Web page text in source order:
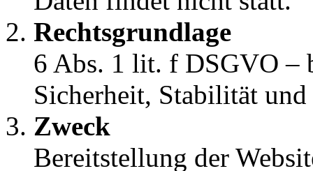
Rechtsgrundlage
6 Abs. 1 lit. f DSGVO –
Sicherheit, Stabilität
Zweck
Bereitstellung der